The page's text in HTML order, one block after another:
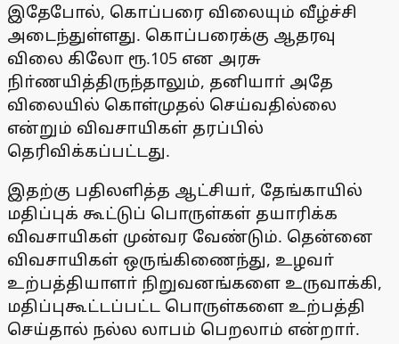
இதேபோல், கொப்பரை விலையும் வீழ்ச்சி
அடைந்துள்ளது. கொப்பரைக்கு ஆதரவு
விலை கிலோ ரூ.105 என அரசு
நிா்ணயித்திருந்தாலும், தனியாா் அதே
விலையில் கொள்முதல் செய்வதில்லை
என்றும் விவசாயிகள் தரப்பில்
தெரிவிக்கப்பட்டது.
இதற்கு பதிலளித்த ஆட்சியா், தேங்காயில்
மதிப்புக் கூட்டுப் பொருள்கள் தயாரிக்க
விவசாயிகள் முன்வர வேண்டும். தென்னை
விவசாயிகள் ஒருங்கிணைந்து, உழவா்
உற்பத்தியாளா் நிறுவனங்களை உருவாக்கி,
மதிப்புகூட்டப்பட்ட பொருள்களை உற்பத்தி
செய்தால் நல்ல லாபம் பெறலாம் என்றாா்.